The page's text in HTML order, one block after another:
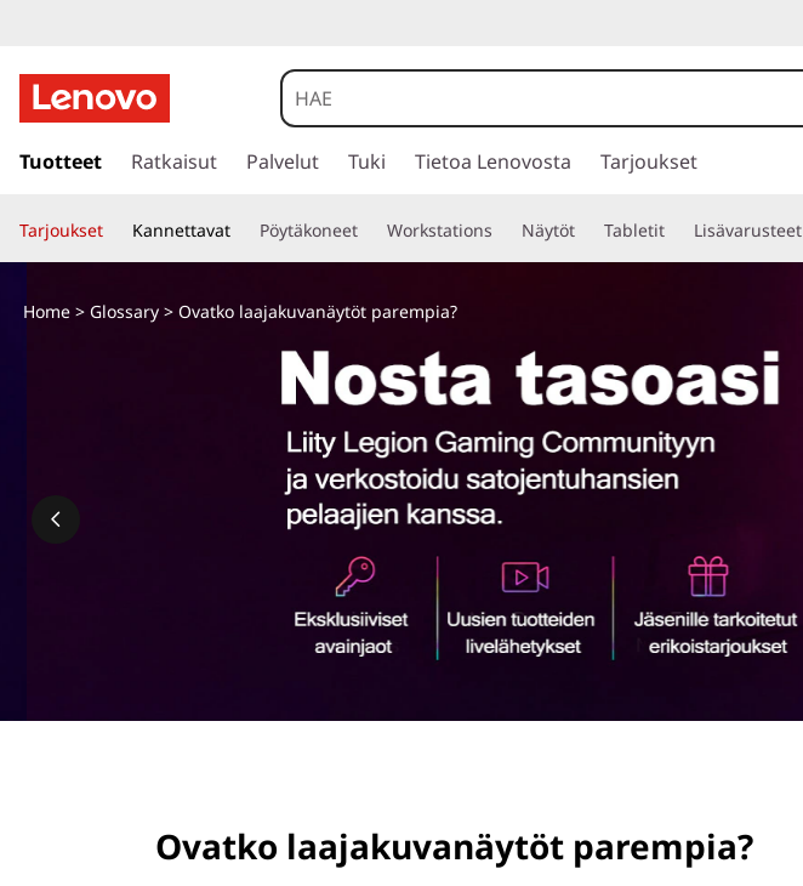
i
r
y
ä
Tuotteet Ratkaisut Palvelut Tuki Tietoa Lenovosta Tarjoukset
Tarjoukset Kannettavat Pöytäkoneet Workstations Näytöt Tabletit Lisävarusteet
Home> Glossary> Ovatko laajakuvanäytöt parempia?
Ovatko laajakuvanäytöt parempia?